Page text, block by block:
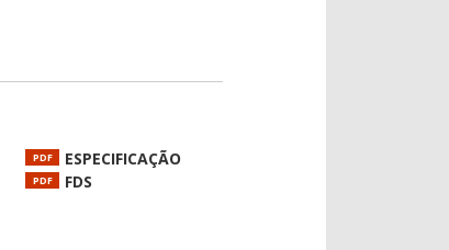
PDF ESPECIFICAÇÃO
PDF FDS